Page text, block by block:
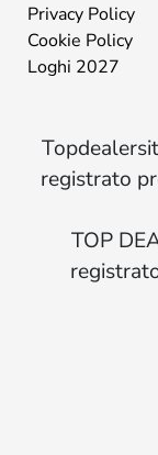
Privacy Policy
Cookie Policy
Loghi 2027
registrato
TOP